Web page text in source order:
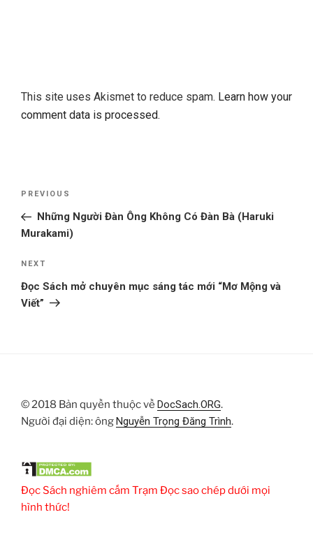
This site uses Akismet to reduce spam. Learn how your
comment data is processed.
Post
Previous
Post
PREVIOUS
Những Người Đàn Ông Không Có Đàn Bà (Haruki
Murakami)
Next
Post
NEXT
Đọc Sách mở chuyên mục sáng tác mới “Mơ Mộng và
Viết”
© 2018 Bản quyền thuộc về DocSach.ORG.
Người đại diện: ôngNguyễn Trọng Đăng Trình.
Đọc Sách nghiêm cấm Trạm Đọc sao chép dưới mọi
hình thức!